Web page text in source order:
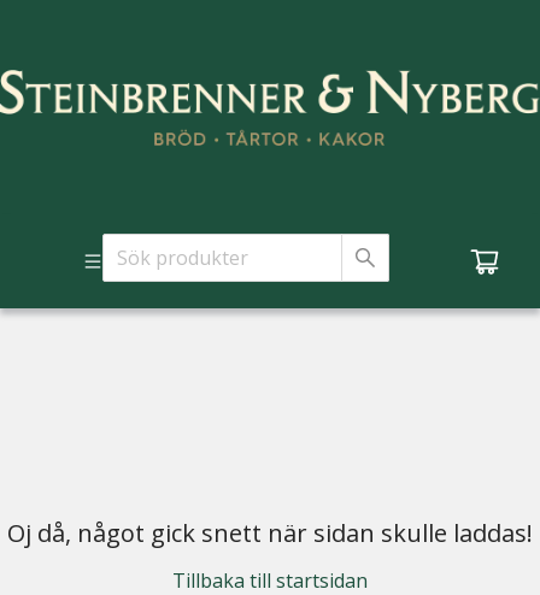
Oj då, något gick snett när sidan skulle laddas!
Tillbaka till startsidan